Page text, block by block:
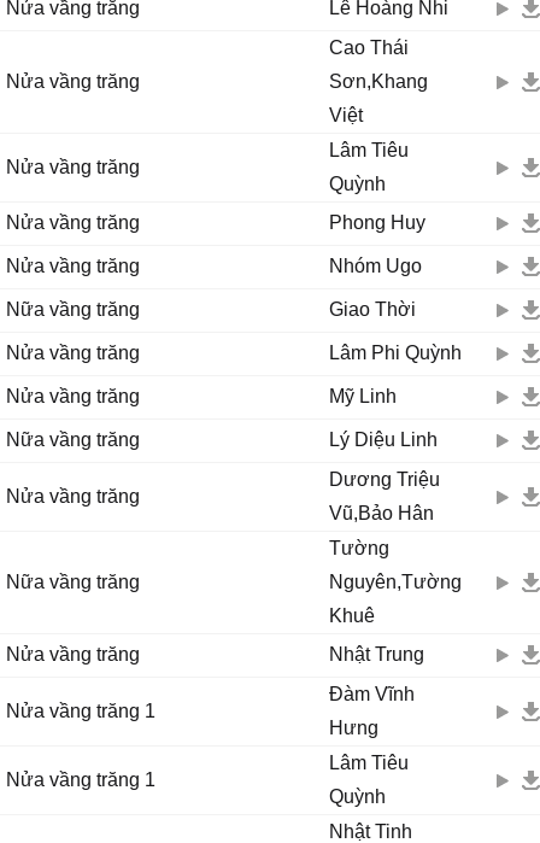
Nửa vầng trăng Lê Hoàng Nhi
Nửa vầng trăng
Cao Thái
Sơn,Khang
Việt
Nửa vầng trăng
Lâm Tiêu
Quỳnh
Nửa vầng trăng
Phong Huy
Nửa vầng trăng Nhóm Ugo
Nữa vầng trăng Giao Thời
Nửa vầng trăng Lâm Phi Quỳnh
Nửa vầng trăng Mỹ Linh
Nữa vầng trăng Lý Diệu Linh
Nửa vầng trăng
Dương Triệu
Vũ,Bảo Hân
Nữa vầng trăng
Tường
Nguyên,Tường
Khuê
Nửa vầng trăng
Nhật Trung
Nửa vầng trăng 1
Đàm Vĩnh
Hưng
Nửa vầng trăng 1
Lâm Tiêu
Quỳnh
Nhật Tinh